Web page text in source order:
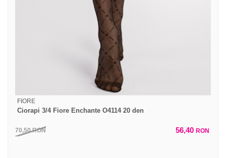
FIORE
Ciorapi 3/4 Fiore Enchante O4114 20 den
70,50RON 56,40 RON